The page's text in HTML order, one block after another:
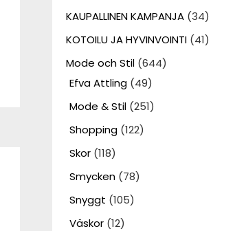
KAUPALLINEN KAMPANJA(34)
KOTOILU JA HYVINVOINTI(41)
Mode och Stil(644)
Efva Attling(49)
Mode & Stil(251)
Shopping(122)
Skor(118)
Smycken(78)
Snyggt (105)
Väskor(12)